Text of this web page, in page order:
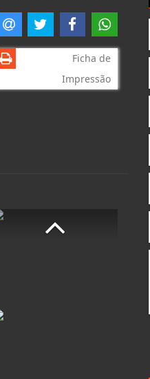
Ficha de
Impressão